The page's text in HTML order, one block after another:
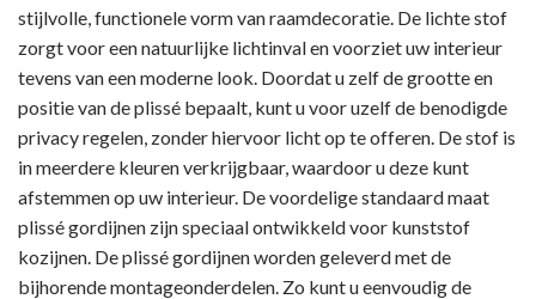
stijlvolle, functionele vorm van raamdecoratie. De lichte stof
zorgt voor een natuurlijke lichtinval en voorziet uw interieur
tevens van een moderne look. Doordat u zelf de grootte en
positie van de plissé bepaalt, kunt u voor uzelf de benodigde
privacy regelen, zonder hiervoor licht op te offeren. De stof is
in meerdere kleuren verkrijgbaar, waardoor u deze kunt
afstemmen op uw interieur. De voordelige standaard maat
plissé gordijnen zijn speciaal ontwikkeld voor kunststof
kozijnen. De plissé gordijnen worden geleverd met de
bijhorende montageonderdelen. Zo kunt u eenvoudig de